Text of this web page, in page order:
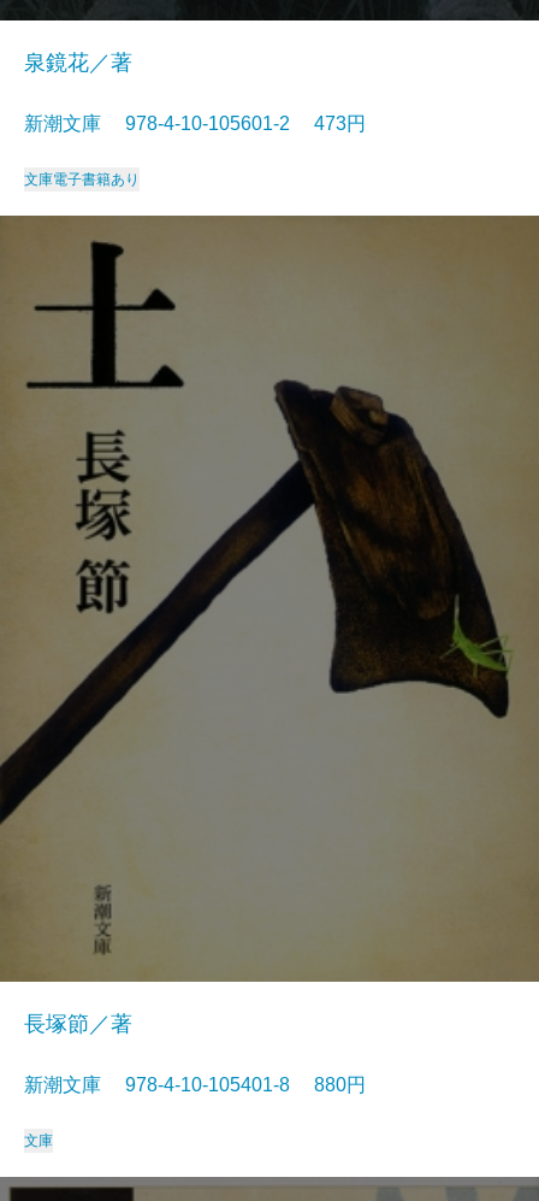
泉鏡花／著
新潮文庫 978-4-10-105601-2 473円
文庫電子書籍あり
長塚節／著
新潮文庫 978-4-10-105401-8 880円
文庫